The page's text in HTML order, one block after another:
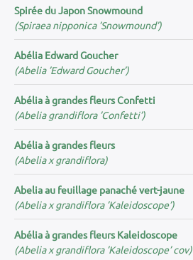
Spirée du Japon Snowmound
(Spiraea nipponica ’Snowmound’)
Abélia Edward Goucher
(Abelia ’Edward Goucher’)
Abélia à grandes fleurs Confetti
(Abelia grandiflora ’Confetti’)
Abélia à grandes fleurs
(Abelia x grandiflora)
Abelia au feuillage panaché vert-jaune
(Abelia x grandiflora ’Kaleidoscope’)
Abélia à grandes fleurs Kaleidoscope
(Abelia x grandiflora ’Kaleidoscope’ cov)